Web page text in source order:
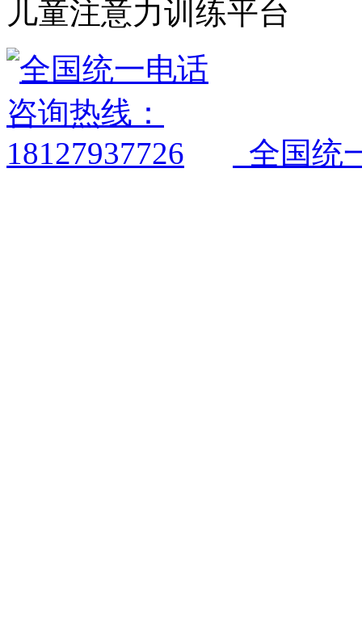
儿童注意力训练平台
全国统